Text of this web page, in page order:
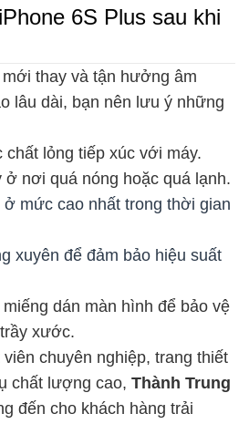
6S Plus sau khi
thay và tận hưởng âm
lâu dài, bạn nên lưu ý những
lỏng tiếp xúc với máy.
ở nơi quá nóng hoặc quá lạnh.
mức cao nhất trong thời gian
xuyên để đảm bảo hiệu suất
dán màn hình để bảo vệ
xước.
chuyên nghiệp, trang thiết
chất lượng cao, Thành Trung
đến cho khách hàng trải